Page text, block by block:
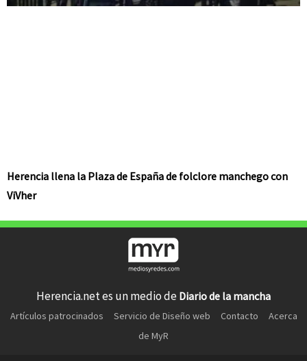
Herencia llena la Plaza de España de folclore manchego con
ViVher
Herencia.net es un medio de Diario de la mancha
Artículos patrocinados Servicio de Diseño web Contacto
Acerca
de MyR